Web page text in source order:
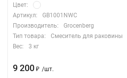
Цвет:
Артикул:
GB1001NWC
Производитель:
Grocenberg
Тип товара:
Смеситель для раковины
Вес:
3 кг
9 200 ₽ /шт.